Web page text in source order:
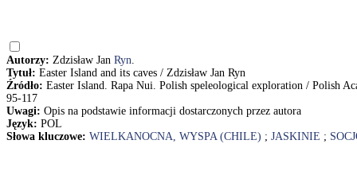
Autorzy: Zdzisław Jan Ryn.
Tytuł: Easter Island and its caves / Zdzisław Jan Ryn
Źródło: Easter Island. Rapa Nui. Polish speleological exploration / Polish
95-117
Uwagi: Opis na podstawie informacji dostarczonych przez autora
Język: POL
Słowa kluczowe: WIELKANOCNA, WYSPA (CHILE) ; JASKINIE ;